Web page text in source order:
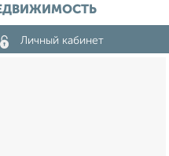
Личный кабинет